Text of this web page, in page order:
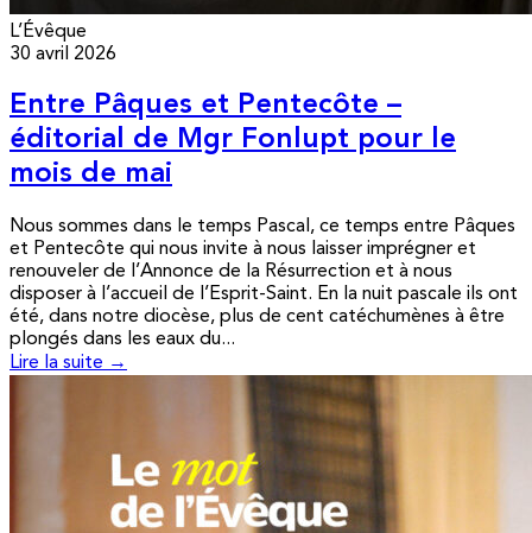
L’Évêque
30 avril 2026
Entre Pâques et Pentecôte –
éditorial de Mgr Fonlupt pour le
mois de mai
Nous sommes dans le temps Pascal, ce temps entre Pâques
et Pentecôte qui nous invite à nous laisser imprégner et
renouveler de l’Annonce de la Résurrection et à nous
disposer à l’accueil de l’Esprit-Saint. En la nuit pascale ils ont
été, dans notre diocèse, plus de cent catéchumènes à être
plongés dans les eaux du...
Lire la suite →